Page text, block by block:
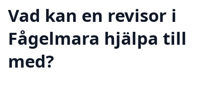
Vad kan en revisor i
Fågelmara hjälpa till
med?